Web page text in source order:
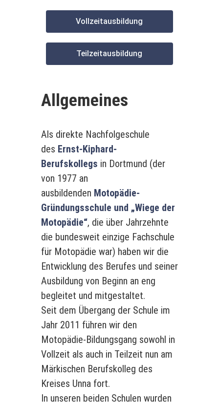
Vollzeitausbildung
Teilzeitausbildung
Allgemeines
Als direkte Nachfolgeschule
des Ernst-Kiphard-
Berufskollegs in Dortmund (der
von 1977 an
ausbildenden Motopädie-
Gründungsschule und „Wiege der
Motopädie“, die über Jahrzehnte
die bundesweit einzige Fachschule
für Motopädie war) haben wir die
Entwicklung des Berufes und seiner
Ausbildung von Beginn an eng
begleitet und mitgestaltet.
Seit dem Übergang der Schule im
Jahr 2011 führen wir den
Motopädie-Bildungsgang sowohl in
Vollzeit als auch in Teilzeit nun am
Märkischen Berufskolleg des
Kreises Unna fort.
In unseren beiden Schulen wurden